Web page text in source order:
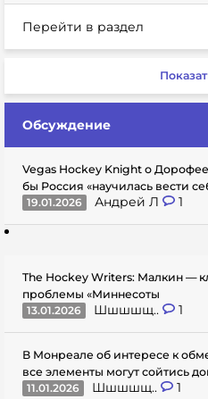
Перейти в раздел
Обсуждение
Vegas Hockey Knight о
бы Россия «научилась вести
19.01.2026
Андрей Л 1
The Hockey Writers: Малкин —
проблемы «Миннесоты
13.01.2026
Шшшшщ.. 1
В Монреале об интересе к
все элементы могут сойтись
11.01.2026
Шшшшщ.. 1